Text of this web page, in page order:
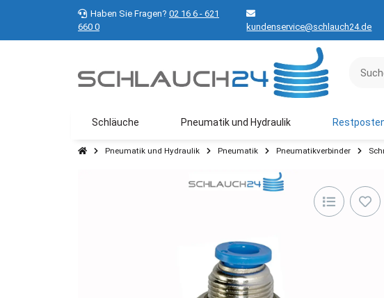
Haben Sie Fragen? 02 16 6 - 621
660 0
kundenservice@schlauch24.de
Schläuche Pneumatik und Hydraulik
Pneumatik und Hydraulik Pneumatik Pneumatikverbinder